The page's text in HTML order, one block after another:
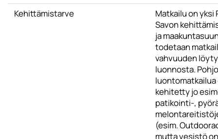
Kehittämistarve
Matkailu on yksi
Savon
ja
todetaan
vahvuuden
luonnosta.
luontomatkailua
kehitetty jo
patikointi-,
(esim.
mutta vesistö on